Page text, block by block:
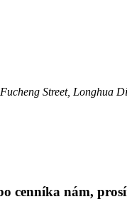
Street, Longhua
nám,